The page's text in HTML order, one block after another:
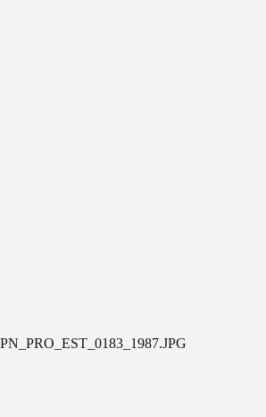
PN_PRO_EST_0183_1987.JPG